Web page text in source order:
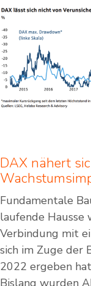
DAX nähert
Fundamentale
laufende Hausse
Verbindung mit
sich im Zuge der
2022 ergeben